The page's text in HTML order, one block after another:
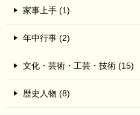
家事上手 (1)
年中行事 (2)
文化・芸術・工芸・技術 (15)
歴史人物 (8)